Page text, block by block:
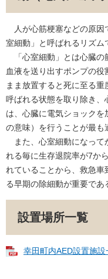
人が心筋梗塞などの原因
室細動」と呼ばれるリズム
「心室細動」とは心臓の
血液を送り出すポンプの
まま放置すると死に至る
呼ばれる状態を取り除き、
は、心臓に電気ショックを
の意味）を行うことが最も
また、心室細動になって
れる毎に生存退院率が7か
れていることから、救急車
る早期の除細動が重要であ
設置場所一覧
幸田町内AED設置施